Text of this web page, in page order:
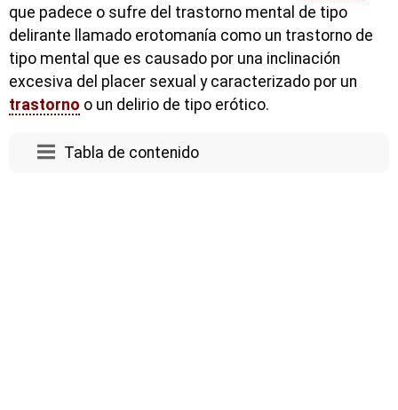
que padece o sufre del trastorno mental de tipo
delirante llamado erotomanía como un trastorno de
tipo mental que es causado por una inclinación
excesiva del placer sexual y caracterizado por un
trastorno o un delirio de tipo erótico.
Tabla de contenido